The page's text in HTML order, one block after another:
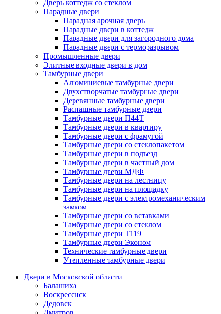
Дверь коттедж со стеклом
Парадные двери
Парадная арочная дверь
Парадные двери в коттедж
Парадные двери для загородного дома
Парадные двери с терморазрывом
Промышленные двери
Элитные входные двери в дом
Тамбурные двери
Алюминиевые тамбурные двери
Двухстворчатые тамбурные двери
Деревянные тамбурные двери
Распашные тамбурные двери
Тамбурные двери П44Т
Тамбурные двери в квартиру
Тамбурные двери с фрамугой
Тамбурные двери со стеклопакетом
Тамбурные двери в подъезд
Тамбурные двери в частный дом
Тамбурные двери МДФ
Тамбурные двери на лестницу
Тамбурные двери на площадку
Тамбурные двери с электромеханическим
замком
Тамбурные двери со вставками
Тамбурные двери со стеклом
Тамбурные двери Т119
Тамбурные двери Эконом
Технические тамбурные двери
Утепленные тамбурные двери
Двери в Московской области
Балашиха
Воскресенск
Дедовск
Дмитров